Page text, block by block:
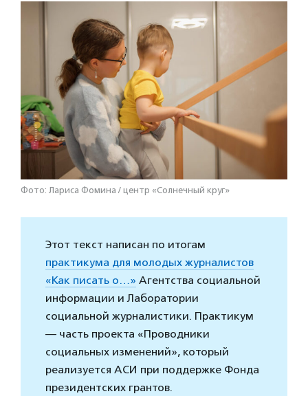
Фото: Лариса Фомина / центр «Солнечный круг»
Этот текст написан по итогам
практикума для молодых журналистов
«Как писать о…» Агентства социальной
информации и Лаборатории
социальной журналистики. Практикум
— часть проекта «Проводники
социальных изменений», который
реализуется АСИ при поддержке Фонда
президентских грантов.